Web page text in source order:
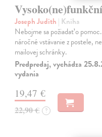
Joseph Judith | Kniha
Nebojme sa požiadať o
náročné vstávanie z postele,
mailovej schránky.
Predpredaj, vychádza
vydania
19,47 €
22,90 € ?